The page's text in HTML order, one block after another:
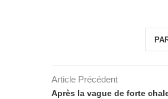
Article Précédent
Après la vague de forte